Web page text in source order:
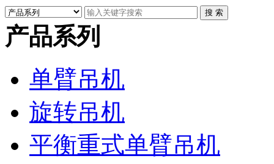
产品系列
单臂吊机
旋转吊机
平衡重式单臂吊机